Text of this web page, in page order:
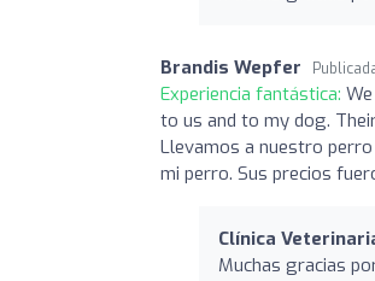
Brandis Wepfer
Experiencia fantástica:
to us and to my dog.
Llevamos a nuestro
mi perro. Sus precios
Clínica
Muchas gracias